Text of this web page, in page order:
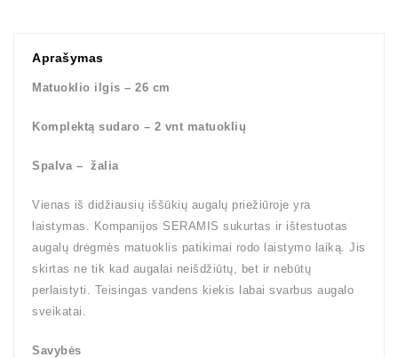
Aprašymas
Matuoklio ilgis – 26 cm
Komplektą sudaro – 2 vnt matuoklių
Spalva – žalia
Vienas iš didžiausių iššūkių augalų priežiūroje yra
laistymas. Kompanijos SERAMIS sukurtas ir ištestuotas
augalų drėgmės matuoklis patikimai rodo laistymo laiką. Jis
skirtas ne tik kad augalai neišdžiūtų, bet ir nebūtų
perlaistyti. Teisingas vandens kiekis labai svarbus augalo
sveikatai.
Savybės